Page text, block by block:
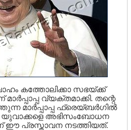
കത്തോലിക്കാ സഭയ്ക്ക്
വ്യക്തമാക്കി. തന്റെ
മാര്‍പ്പാപ്പ ഫ്രെയ്ബര്‍ഗില്‍
യുവാക്കളെ അഭിസംബോധന
ഈ പ്രസ്താവന നടത്തിയത്‌.